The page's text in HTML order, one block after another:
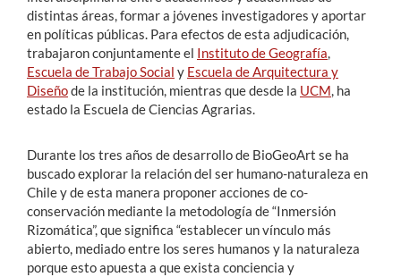
distintas áreas, formar a jóvenes investigadores y aportar
en políticas públicas. Para efectos de esta adjudicación,
trabajaron conjuntamente el Instituto de Geografía,
Escuela de Trabajo Social y Escuela de Arquitectura y
Diseñode la institución, mientras que desde la UCM, ha
estado la Escuela de Ciencias Agrarias.
Durante los tres años de desarrollo de BioGeoArt se ha
buscado explorar la relación del ser humano-naturaleza en
Chile y de esta manera proponer acciones de co-
conservación mediante la metodología de “Inmersión
Rizomática”, que significa “establecer un vínculo más
abierto, mediado entre los seres humanos y la naturaleza
porque esto apuesta a que exista conciencia y